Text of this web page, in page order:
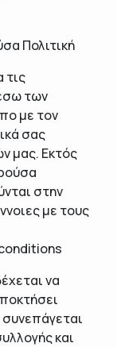
Πολιτική
τις
των
με τον
σας
μας. Εκτός
στην
με τους
να
συνεπάγεται
και